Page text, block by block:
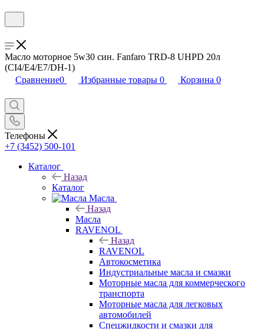
Масло моторное 5w30 син. Fanfaro TRD-8 UHPD 20л
(CI4/E4/E7/DH-1)
Сравнение0 Избранные товары 0 Корзина 0
Телефоны
+7 (3452) 500-101
Каталог
Назад
Каталог
Масла
Назад
Масла
RAVENOL
Назад
RAVENOL
Автокосметика
Индустриальные масла и смазки
Моторные масла для коммерческого
транспорта
Моторные масла для легковых
автомобилей
Спецжидкости и смазки для